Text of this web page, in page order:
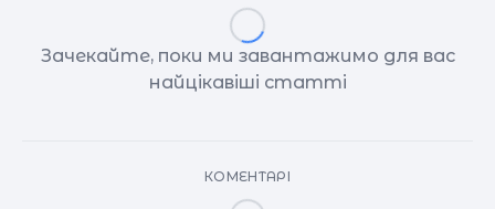
Зачекайте, поки ми завантажимо для вас
найцікавіші статті
КОМЕНТАРІ